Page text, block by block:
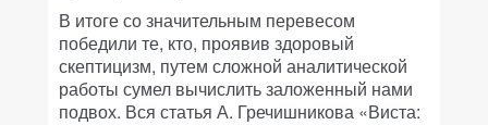
В итоге со значительным перевесом
победили те, кто, проявив здоровый
скептицизм, путем сложной аналитической
работы сумел вычислить заложенный нами
подвох. Вся статья А. Гречишникова «Виста: